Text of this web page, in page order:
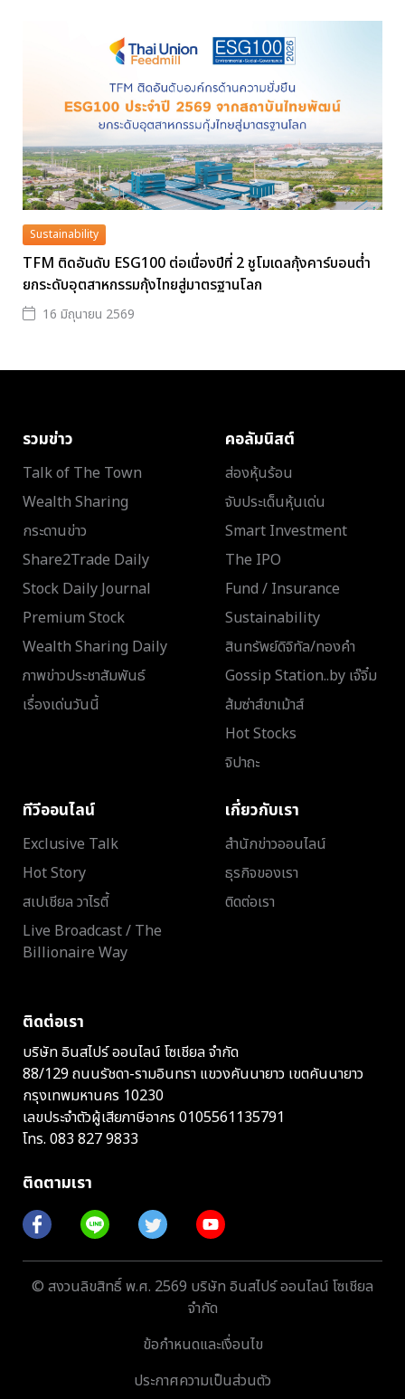
Sustainability
TFM ติดอันดับ ESG100 ต่อเนื่องปีที่ 2 ชูโมเดลกุ้งคาร์บอนต่ำ
ยกระดับอุตสาหกรรมกุ้งไทยสู่มาตรฐานโลก
16 มิถุนายน 2569
รวมข่าว
Talk of The Town
Wealth Sharing
กระดานข่าว
Share2Trade Daily
Stock Daily Journal
Premium Stock
Wealth Sharing Daily
ภาพข่าวประชาสัมพันธ์
เรื่องเด่นวันนี้
คอลัมนิสต์
ส่องหุ้นร้อน
จับประเด็นหุ้นเด่น
Smart Investment
The IPO
Fund / Insurance
Sustainability
สินทรัพย์ดิจิทัล/ทองคำ
Gossip Station..by เจ๊จิ๋ม
ส้มซ่าส์ขาเม้าส์
Hot Stocks
จิปาถะ
ทีวีออนไลน์
Exclusive Talk
Hot Story
สเปเชียล วาไรตี้
Live Broadcast / The
Billionaire Way
เกี่ยวกับเรา
สำนักข่าวออนไลน์
ธุรกิจของเรา
ติดต่อเรา
ติดต่อเรา
บริษัท อินสไปร์ ออนไลน์ โซเชียล จำกัด
88/129 ถนนรัชดา-รามอินทรา แขวงคันนายาว เขตคันนายาว
กรุงเทพมหานคร 10230
เลขประจำตัวผู้เสียภาษีอากร 0105561135791
โทร. 083 827 9833
ติดตามเรา
© สงวนลิขสิทธิ์ พ.ศ. 2569 บริษัท อินสไปร์ ออนไลน์ โซเชียล
จำกัด
ข้อกำหนดและเงื่อนไข
ประกาศความเป็นส่วนตัว